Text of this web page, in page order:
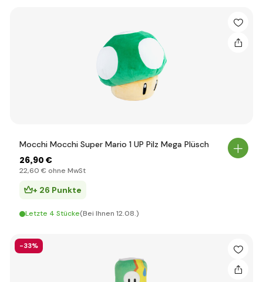
Mocchi Mocchi Super Mario 1 UP Pilz Mega Plüsch
26,90 €
22,60 € ohne MwSt
+ 26 Punkte
Letzte 4 Stücke(Bei Ihnen 12.08.)
-33%